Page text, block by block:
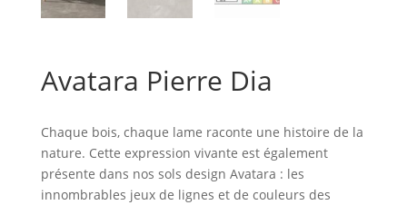
Avatara Pierre Dia
Chaque bois, chaque lame raconte une histoire de la
nature. Cette expression vivante est également
présente dans nos sols design Avatara : les
innombrables jeux de lignes et de couleurs des